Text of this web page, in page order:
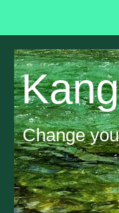
Change